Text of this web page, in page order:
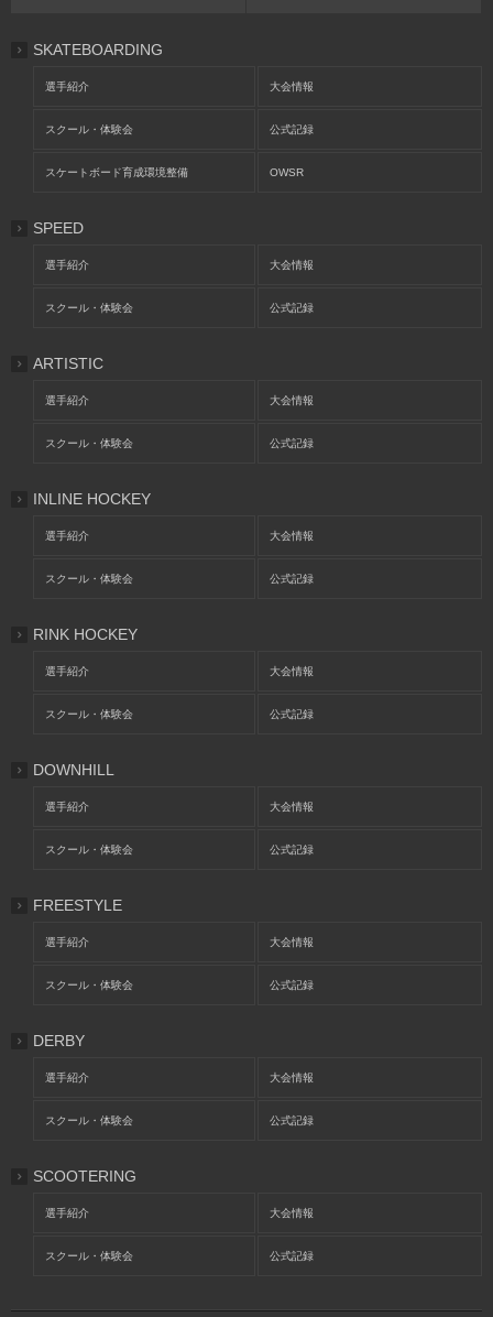
SKATEBOARDING
選手紹介 大会情報
スクール・体験会 公式記録
スケートボード育成環境整備 OWSR
SPEED
選手紹介 大会情報
スクール・体験会 公式記録
ARTISTIC
選手紹介 大会情報
スクール・体験会 公式記録
INLINE HOCKEY
選手紹介 大会情報
スクール・体験会 公式記録
RINK HOCKEY
選手紹介 大会情報
スクール・体験会 公式記録
DOWNHILL
選手紹介 大会情報
スクール・体験会 公式記録
FREESTYLE
選手紹介 大会情報
スクール・体験会 公式記録
DERBY
選手紹介 大会情報
スクール・体験会 公式記録
SCOOTERING
選手紹介 大会情報
スクール・体験会 公式記録